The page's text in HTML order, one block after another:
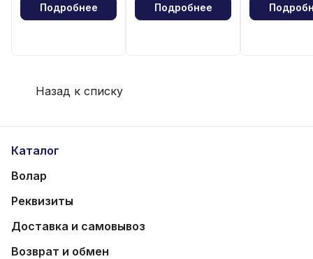
Подробнее Подробнее
Назад к списку
Каталог
Волар
Реквизиты
Доставка и самовывоз
Возврат и обмен